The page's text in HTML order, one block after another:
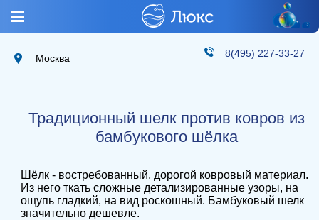
Москва 8(495) 227-33-27
Традиционный шелк против ковров из
бамбукового шёлка
Шёлк - востребованный, дорогой ковровый материал.
Из него ткать сложные детализированные узоры, на
ощупь гладкий, на вид роскошный. Бамбуковый шелк
значительно дешевле.